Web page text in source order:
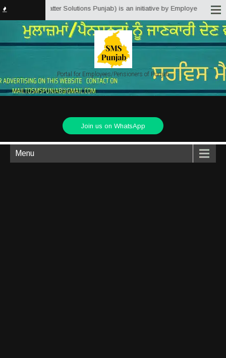
(Service Matter Solutions Punjab) is an initiative by Employees/
Portal for Employees/Pensioners of Punjab
Join us on WhatsApp
Menu